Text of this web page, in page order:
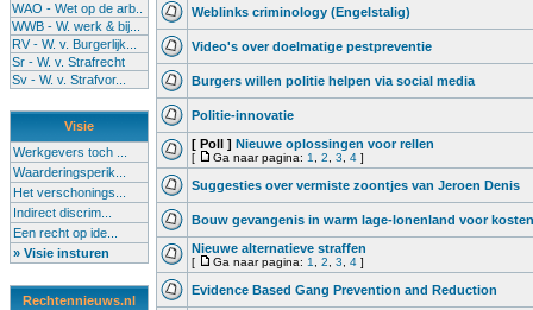
WAO - Wet op de arb..
WWB - W. werk & bij...
RV - W. v. Burgerlijk...
Sr - W. v. Strafrecht
Sv - W. v. Strafvor...
Visie
Werkgevers toch ...
Waarderingsperik...
Het verschonings...
Indirect discrim...
Een recht op ide...
» Visie insturen
Rechtennieuws.nl
Weblinks criminology (Engelstalig)
Video's over doelmatige pestpreventie
Burgers willen politie helpen via social media
Politie-innovatie
[ Poll ] Nieuwe oplossingen voor rellen
[ Ga naar pagina: 1 2 3 4 ]
Suggesties over vermiste zoontjes van Jeroen Denis
Bouw gevangenis in warm lage-lonenland voor
Nieuwe alternatieve straffen
[ Ga naar pagina: 1 2 3 4 ]
Evidence Based Gang Prevention and Reduction